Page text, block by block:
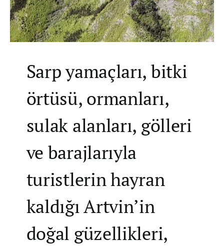
Sarp yamaçları, bitki
örtüsü, ormanları,
sulak alanları, gölleri
ve barajlarıyla
turistlerin hayran
kaldığı Artvin’in
doğal güzellikleri,